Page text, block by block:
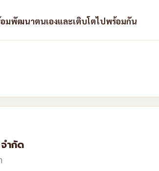
มพัฒนาตนเองและเติบโตไปพร้อมกัน
ำกัด